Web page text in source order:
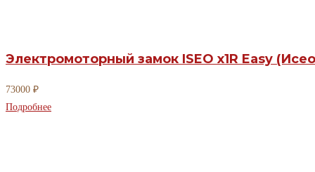
Электромоторный замок ISEO x1R Easy
73000 ₽
Подробнее